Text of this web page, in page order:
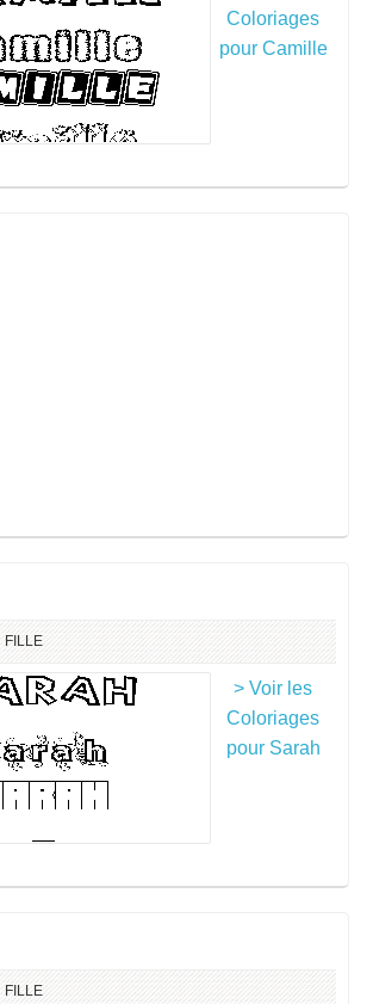
Coloriages
pour Camille
FILLE
> Voir les
Coloriages
pour Sarah
FILLE